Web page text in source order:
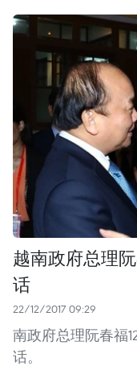
越南政府总理
话
22/12/2017 09:29
南政府总理阮春福
话。